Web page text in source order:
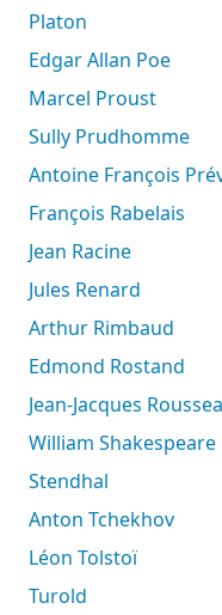
Platon
Edgar Allan Poe
Marcel Proust
Sully Prudhomme
Antoine François
François Rabelais
Jean Racine
Jules Renard
Arthur Rimbaud
Edmond Rostand
Jean-Jacques
William Shakespeare
Stendhal
Anton Tchekhov
Léon Tolstoï
Turold